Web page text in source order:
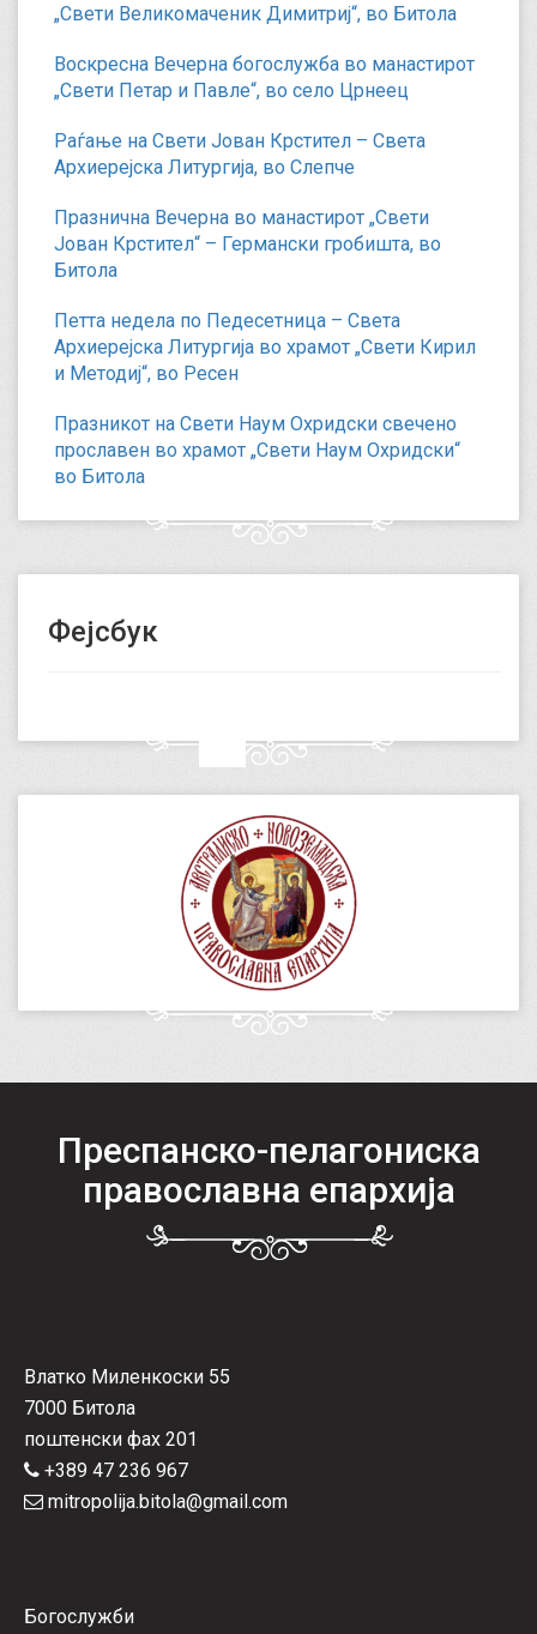
„Свети Великомаченик Димитриј“, во Битола
Воскресна Вечерна богослужба во манастирот
„Свети Петар и Павле“, во село Црнеец
Раѓање на Свети Јован Крстител – Света
Архиерејска Литургија, во Слепче
Празнична Вечерна во манастирот „Свети
Јован Крстител“ – Германски гробишта, во
Битола
Петта недела по Педесетница – Света
Архиерејска Литургија во храмот „Свети Кирил
и Методиј“, во Ресен
Празникот на Свети Наум Охридски свечено
прославен во храмот „Свети Наум Охридски“
во Битола
Фејсбук
Преспанско-пелагониска
православна епархија
Влатко Миленкоски 55
7000 Битола
поштенски фах 201
+389 47 236 967
mitropolija.bitola@gmail.com
Богослужби